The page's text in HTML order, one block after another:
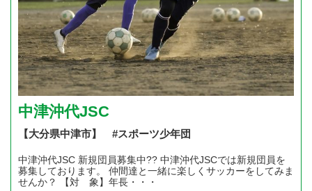
中津沖代JSC
【大分県中津市】 #スポーツ少年団
中津沖代JSC 新規団員募集中?? 中津沖代JSCでは新規団員を
募集しております。 仲間達と一緒に楽しくサッカーをしてみま
せんか？ 【対 象】年長・・・